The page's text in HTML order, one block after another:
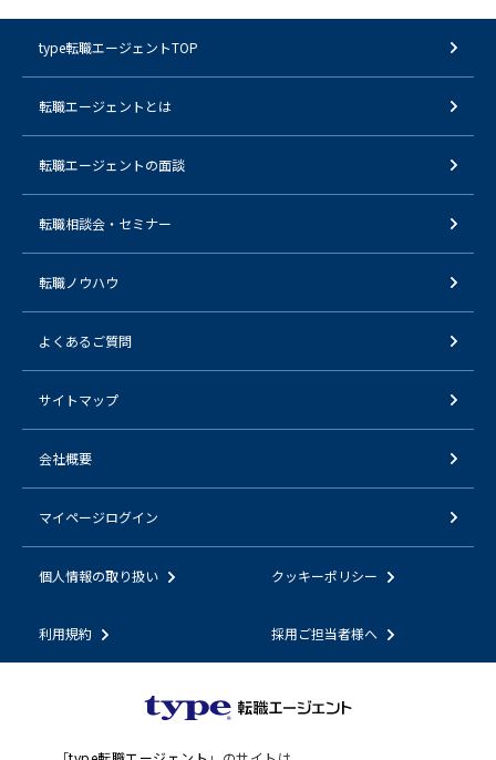
type転職エージェントTOP
転職エージェントとは
転職エージェントの面談
転職相談会・セミナー
転職ノウハウ
よくあるご質問
サイトマップ
会社概要
マイページログイン
個人情報の取り扱い クッキーポリシー
利用規約 採用ご担当者様へ